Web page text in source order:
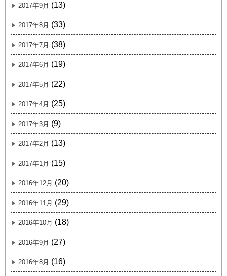
2017年9月 (13)
2017年8月 (33)
2017年7月 (38)
2017年6月 (19)
2017年5月 (22)
2017年4月 (25)
2017年3月 (9)
2017年2月 (13)
2017年1月 (15)
2016年12月 (20)
2016年11月 (29)
2016年10月 (18)
2016年9月 (27)
2016年8月 (16)